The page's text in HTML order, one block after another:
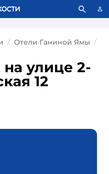
Что это значит?
Отели Ганиной Ямы
улице 2-
12